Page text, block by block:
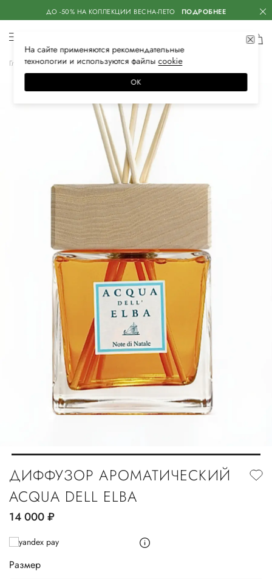
ДО -50% НА КОЛЛЕКЦИИ ВЕСНА-ЛЕТО ПОДРОБНЕЕ
Главная Женское Аксессуары Для дома Ароматы
ДИФФУЗОР АРОМАТИЧЕСКИЙ
ACQUA DELL ELBA
14 000руб.
Размер
На сайте применяются рекомендательные
технологии и используются файлысооkiе
ОК